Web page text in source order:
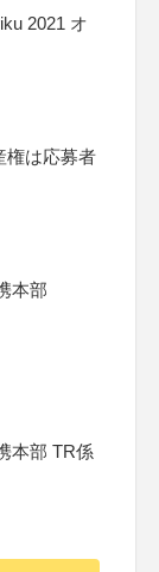
2021 オ
権は応募者
本部
本部 TR係